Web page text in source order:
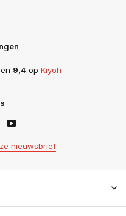
9,4 op Kiyoh
nieuwsbrief